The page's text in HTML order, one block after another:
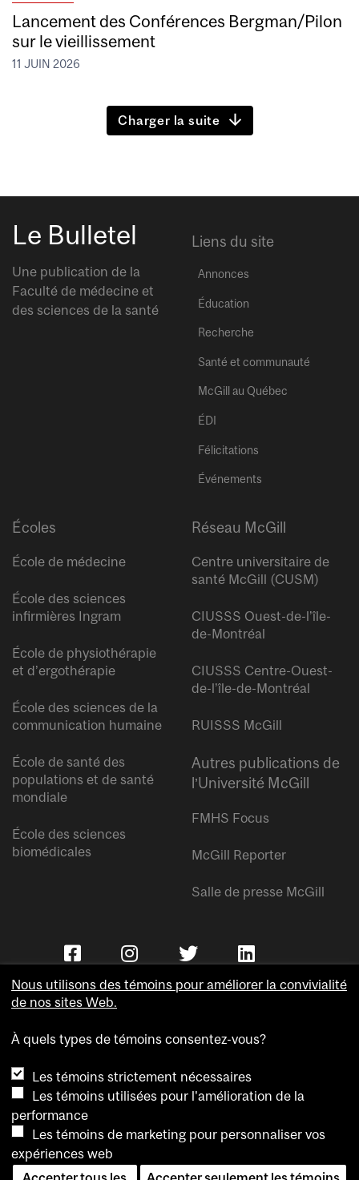
Lancement des Conférences Bergman/Pilon
sur le vieillissement
11 JUIN 2026
Charger la suite
Le Bulletel
Une publication de la
Faculté de médecine et
des sciences de la santé
Liens du site
Annonces
Éducation
Recherche
Santé et communauté
McGill au Québec
ÉDI
Félicitations
Événements
Écoles
École de médecine
École des sciences
infirmières Ingram
École de physiothérapie
et d’ergothérapie
École des sciences de la
communication humaine
École de santé des
populations et de santé
mondiale
École des sciences
biomédicales
Réseau McGill
Centre universitaire de
santé McGill (CUSM)
CIUSSS Ouest-de-l’île-
de-Montréal
CIUSSS Centre-Ouest-
de-l’île-de-Montréal
RUISSS McGill
Autres publications de
l’Université McGill
FMHS Focus
McGill Reporter
Salle de presse McGill
Accessibilité
Confidentialité
Avis sur les témoins
Nous utilisons des témoins pour améliorer la convivialité
de nos sites Web.
À quels types de témoins consentez-vous?
Les témoins strictement nécessaires
Les témoins utilisées pour l'amélioration de la
performance
Les témoins de marketing pour personnaliser vos
expériences web